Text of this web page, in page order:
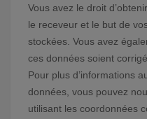
Vous avez le droit
le receveur et le but de
stockées. Vous avez
ces données soient
Pour plus d’informations
données, vous pouvez
utilisant les coordonnées